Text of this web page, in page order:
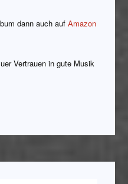
dann auch aufAmazon
Vertrauen in gute Musik